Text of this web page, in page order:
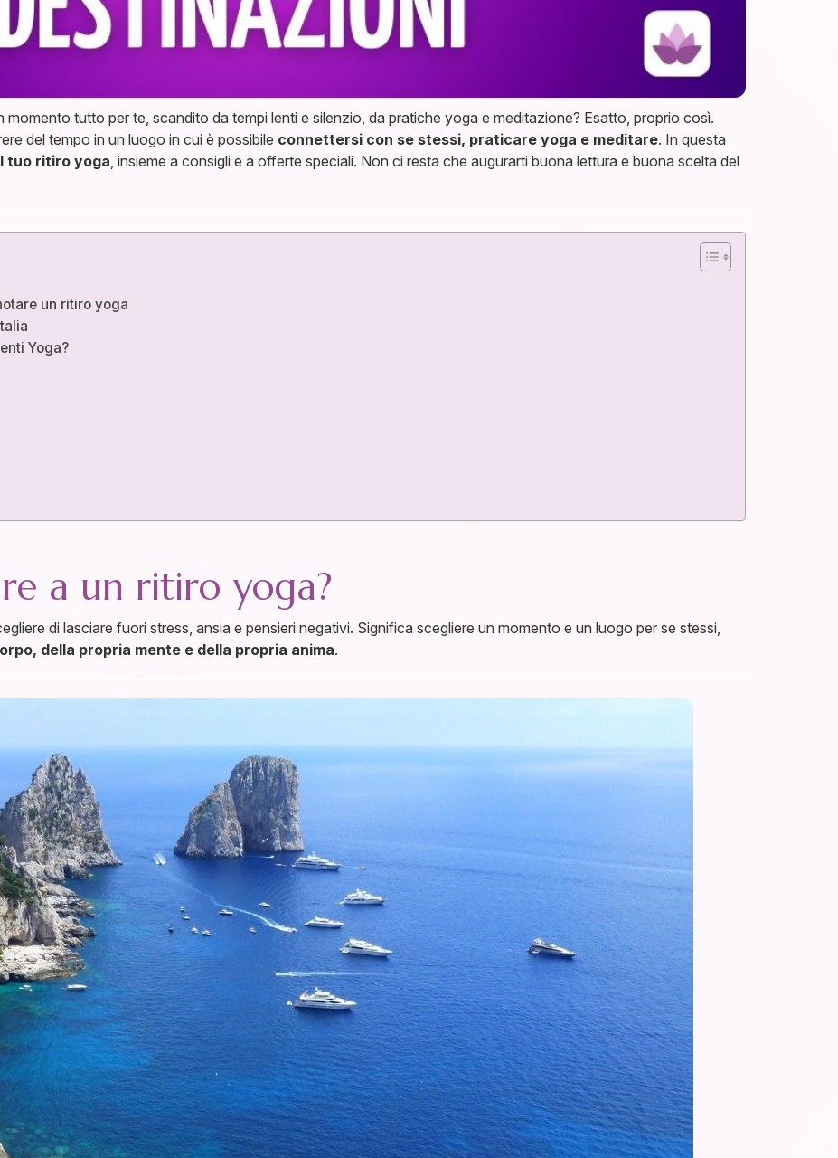
momento tutto per te, scandito da tempi lenti e silenzio, da pratiche yoga e meditazione? Esatto, proprio così.
del tempo in un luogo in cui è possibile connettersi con se stessi, praticare yoga e meditare. In questa
tuo ritiro yoga, insieme a consigli e a offerte speciali. Non ci resta che augurarti buona lettura e buona scelta del
un ritiro yoga
Yoga?
a un ritiro yoga?
di lasciare fuori stress, ansia e pensieri negativi. Significa scegliere un momento e un luogo per se stessi,
della propria mente e della propria anima.